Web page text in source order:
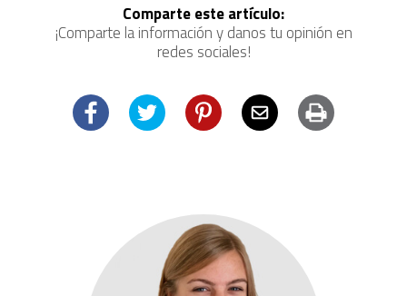
Comparte este artículo:
¡Comparte la información y danos tu opinión en
redes sociales!
FacebookTwitter PinterestEmail Imprimir